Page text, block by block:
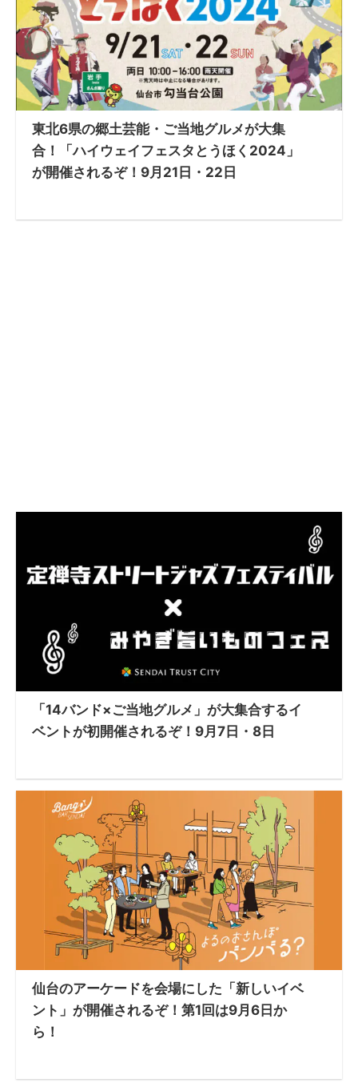
東北6県の郷土芸能・ご当地グルメが大集
合！「ハイウェイフェスタとうほく2024」
が開催されるぞ！9月21日・22日
「14バンド×ご当地グルメ」が大集合するイ
ベントが初開催されるぞ！9月7日・8日
仙台のアーケードを会場にした「新しいイベ
ント」が開催されるぞ！第1回は9月6日か
ら！